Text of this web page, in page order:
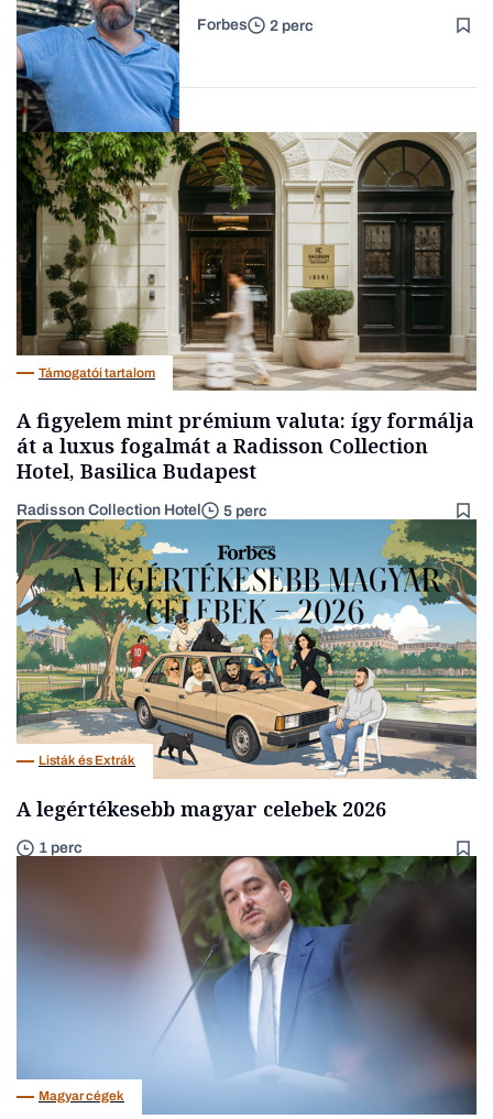
Forbes-sztori
Társadalom
Forbes 2 perc
Támogatói tartalom
A figyelem mint prémium valuta: így formálja
át a luxus fogalmát a Radisson Collection
Hotel, Basilica Budapest
Radisson Collection Hotel 5 perc
Listák és Extrák
A legértékesebb magyar celebek 2026
1 perc
Magyar cégek